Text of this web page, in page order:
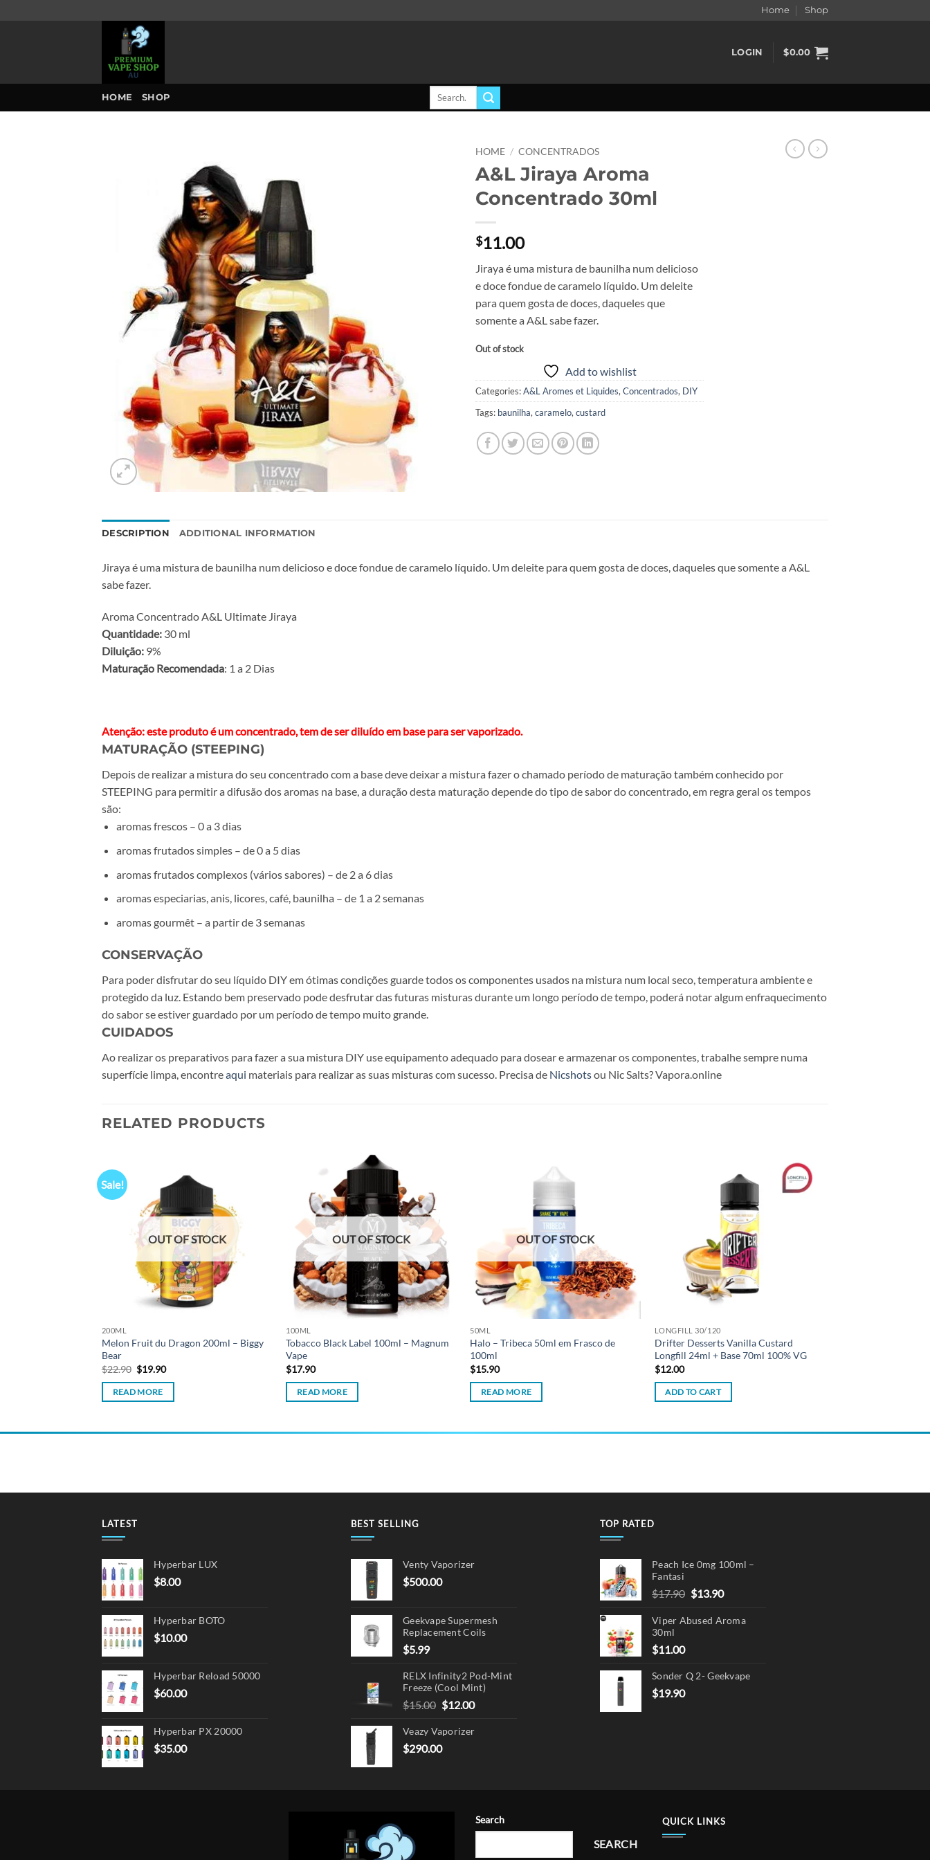
Home Shop
LOGIN $0.00
HOME SHOP
Search
HOME / CONCENTRADOS
A&L Jiraya Aroma
Concentrado 30ml
$11.00
Jiraya é uma mistura de baunilha num delicioso
e doce fondue de caramelo líquido. Um deleite
para quem gosta de doces, daqueles que
somente a A&L sabe fazer.
Out of stock
Add to wishlist
Categories:A&L Aromes et Liquides,Concentrados, DIY
Tags: baunilha,caramelo,custard
DESCRIPTION ADDITIONAL INFORMATION
Jiraya é uma mistura de baunilha num delicioso e doce fondue de caramelo líquido. Um deleite para quem gosta de doces, daqueles que somente a A&L
sabe fazer.
Aroma Concentrado A&L Ultimate Jiraya
Quantidade: 30 ml
Diluição: 9%
Maturação Recomendada: 1 a 2 Dias
Atenção: este produto é um concentrado, tem de ser diluído em base para ser vaporizado.
MATURAÇÃO (STEEPING)
Depois de realizar a mistura do seu concentrado com a base deve deixar a mistura fazer o chamado período de maturação também conhecido por
STEEPING para permitir a difusão dos aromas na base, a duração desta maturação depende do tipo de sabor do concentrado, em regra geral os tempos
são:
aromas frescos – 0 a 3 dias
aromas frutados simples – de 0 a 5 dias
aromas frutados complexos (vários sabores) – de 2 a 6 dias
aromas especiarias, anis, licores, café, baunilha – de 1 a 2 semanas
aromas gourmêt – a partir de 3 semanas
CONSERVAÇÃO
Para poder disfrutar do seu líquido DIY em ótimas condições guarde todos os componentes usados na mistura num local seco, temperatura ambiente e
protegido da luz. Estando bem preservado pode desfrutar das futuras misturas durante um longo período de tempo, poderá notar algum enfraquecimento
do sabor se estiver guardado por um período de tempo muito grande.
CUIDADOS
Ao realizar os preparativos para fazer a sua mistura DIY use equipamento adequado para dosear e armazenar os componentes, trabalhe sempre numa
superfície limpa, encontreaqui materiais para realizar as suas misturas com sucesso. Precisa de Nicshotsou Nic Salts? Vapora.online
RELATED PRODUCTS
Sale!
OUT OF STOCK
200ML
Melon Fruit du Dragon 200ml – Biggy
Bear
$22.90 Original
price
was:
$22.90.
$19.90Current
READ MORE
wishlist
OUT OF STOCK
100ML
Tobacco Black Label 100ml – Magnum
Vape
$17.90
READ MORE
OUT OF STOCK
50ML
Halo – Tribeca 50ml em Frasco de
100ml
$15.90
READ MORE
Add to
wishlist
LONGFILL 30/120
Drifter Desserts Vanilla Custard
Longfill 24ml + Base 70ml 100% VG
$12.00
ADD TO CART
LATEST
Hyperbar LUX
$8.00
Hyperbar BOTO
$10.00
Hyperbar Reload 50000
$60.00
Hyperbar PX 20000
$35.00
BEST SELLING
Venty Vaporizer
$500.00
Geekvape Supermesh
Replacement Coils
$5.99
RELX Infinity2 Pod-Mint
Freeze (Cool Mint)
$15.00 Original
was:
$15.00.
$12.00Current
is:
Veazy Vaporizer
$290.00
TOP RATED
Peach Ice 0mg 100ml –
Fantasi
$17.90 Original
was:
$13.90Current
is:
Viper Abused Aroma
30ml
$11.00
Sonder Q 2- Geekvape
$19.90
Search
SEARCH
QUICK LINKS